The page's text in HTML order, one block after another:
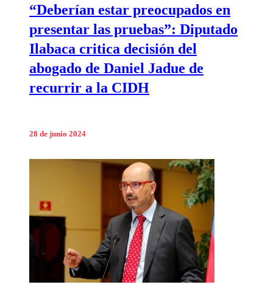
“Deberían estar preocupados en
presentar las pruebas”: Diputado
Ilabaca critica decisión del
abogado de Daniel Jadue de
recurrir a la CIDH
28 de junio 2024